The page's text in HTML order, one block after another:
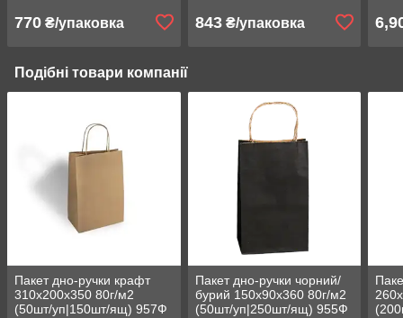
770 ₴/упаковка 843₴/упаковка
Подібні товари компанії
Пакет дно-ручки крафт
310х200х350 80г/м2
(50шт/уп|150шт/ящ) 957Ф
Пакет дно-ручки чорний/
бурий 150х90х360 80г/м2
(50шт/уп|250шт/ящ) 955Ф